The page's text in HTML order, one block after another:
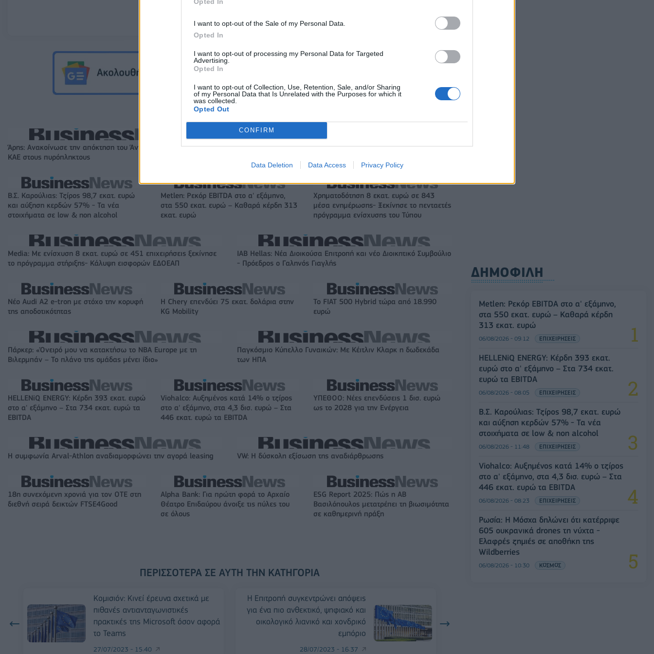
I want to opt-out of the Sale of my Personal Data.
Opted In
I want to opt-out of processing my Personal Data for Targeted
Advertising.
Opted In
I want to opt-out of Collection, Use, Retention, Sale, and/or Sharing
of my Personal Data that Is Unrelated with the Purposes for which it
was collected.
Opted Out
CONFIRM
Data Deletion Data Access Privacy Policy
Άρης: Ανακοίνωσε την απόκτηση του Άνταμ Μοκόκα - Δωρεά της
ΚΑΕ στους πυρόπληκτους
Νόλεϊ: «Ανυπομονώ να ζήσω την εκπληκτική ενέργεια των
Β.Σ. Καρούλιας: Τζίρος 98,7 εκατ. ευρώ
και αύξηση κερδών 57% - Τα νέα
στοιχήματα σε low & non alcohol
Metlen: Ρεκόρ EBITDA στο α' εξάμηνο,
στα 550 εκατ. ευρώ – Καθαρά κέρδη 313
εκατ. ευρώ
Χρηματοδότηση 8 εκατ. ευρώ σε 843
μέσα ενημέρωσης- Ξεκίνησε το πενταετές
πρόγραμμα ενίσχυσης του Τύπου
Media: Με ενίσχυση 8 εκατ. ευρώ σε 451 επιχειρήσεις ξεκίνησε
το πρόγραμμα στήριξης- Κάλυψη εισφορών ΕΔΟΕΑΠ
IAB Hellas: Νέα Διοικούσα Επιτροπή και νέο Διοικητικό Συμβούλιο
- Πρόεδρος ο Γαληνός Γιαγλής
Νέο Audi A2 e-tron με στόχο την κορυφή
της αποδοτικότητας
Η Chery επενδύει 75 εκατ. δολάρια στην
KG Mobility
Το FIAT 500 Hybrid τώρα από 18.990
ευρώ
Πάρκερ: «Όνειρό μου να κατακτήσω το ΝΒΑ Europe με τη
Βιλερμπάν – Το πλάνο της ομάδας μένει ίδιο»
Παγκόσμιο Κύπελλο Γυναικών: Με Κέιτλιν Κλαρκ η δωδεκάδα
των ΗΠΑ
HELLENiQ ENERGY: Κέρδη 393 εκατ. ευρώ
στο α' εξάμηνο – Στα 734 εκατ. ευρώ τα
EBITDA
Viohalco: Αυξημένος κατά 14% ο τζίρος
στο α' εξάμηνο, στα 4,3 δισ. ευρώ – Στα
446 εκατ. ευρώ τα EBITDA
ΥΠΕΘΟΟ: Νέες επενδύσεις 1 δισ. ευρώ
ως το 2028 για την Ενέργεια
Η συμφωνία Arval-Athlon αναδιαμορφώνει την αγορά leasing VW: Η δύσκολη εξίσωση της αναδιάρθρωσης
18η συνεχόμενη χρονιά για τον ΟΤΕ στη
διεθνή σειρά δεικτών FTSE4Good
Alpha Bank: Για πρώτη φορά το Αρχαίο
Θέατρο Επιδαύρου άνοιξε τις πύλες του
σε όλους
ESG Report 2025: Πώς η ΑΒ
Βασιλόπουλος μετατρέπει τη βιωσιμότητα
σε καθημερινή πράξη
ΠΕΡΙΣΣΌΤΕΡΑ ΣΕ ΑΥΤΉ ΤΗΝ ΚΑΤΗΓΟΡΊΑ
Κομισιόν: Κινεί έρευνα σχετικά με
πιθανές αντιανταγωνιστικές
πρακτικές της Microsoft όσον αφορά
το Teams
27/07/2023 - 15:40
Η Επιτροπή συγκεντρώνει απόψεις
για ένα πιο ανθεκτικό, ψηφιακό και
οικολογικό λιανικό και χονδρικό
εμπόριο
28/07/2023 - 16:37
ΔΗΜΟΦΙΛΗ
Metlen: Ρεκόρ EBITDA στο α' εξάμηνο,
στα 550 εκατ. ευρώ – Καθαρά κέρδη
313 εκατ. ευρώ
06/08/2026 - 09:12 ΕΠΙΧΕΙΡΗΣΕΙΣ
HELLENiQ ENERGY: Κέρδη 393 εκατ.
ευρώ στο α' εξάμηνο – Στα 734 εκατ.
ευρώ τα EBITDA
06/08/2026 - 08:05 ΕΠΙΧΕΙΡΗΣΕΙΣ
Β.Σ. Καρούλιας: Τζίρος 98,7 εκατ. ευρώ
και αύξηση κερδών 57% - Τα νέα
στοιχήματα σε low & non alcohol
06/08/2026 - 11:48 ΕΠΙΧΕΙΡΗΣΕΙΣ
Viohalco: Αυξημένος κατά 14% ο τζίρος
στο α' εξάμηνο, στα 4,3 δισ. ευρώ – Στα
446 εκατ. ευρώ τα EBITDA
06/08/2026 - 08:23 ΕΠΙΧΕΙΡΗΣΕΙΣ
Ρωσία: Η Μόσχα δηλώνει ότι κατέρριψε
605 ουκρανικά drones τη νύχτα -
Ελαφρές ζημιές σε αποθήκη της
Wildberries
06/08/2026 - 10:30 ΚΟΣΜΟΣ